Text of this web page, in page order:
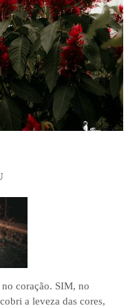
coração. SIM, no
a leveza das cores,